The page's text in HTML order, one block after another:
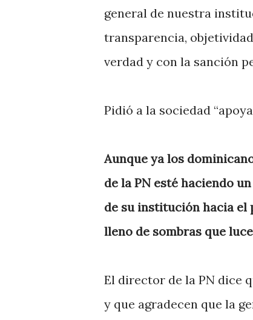
general de nuestra
transparencia,
verdad y con la sanción
Pidió a la sociedad
Aunque ya los
de la PN esté haciendo
de su institución hacia el
lleno de sombras que
El director de la PN dice
y que agradecen que la